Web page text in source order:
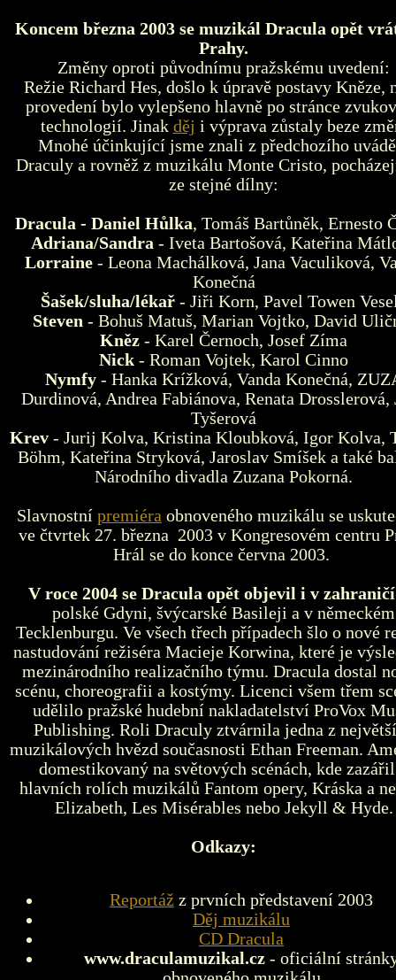
Koncem března 2003 se muzikál Dracula opět
Prahy.
Změny oproti původnímu pražskému uvedení:
Režie Richard Hes, došlo k úpravě postavy Kněze,
provedení bylo vylepšeno hlavně po stránce
technologií. Jinak děj i výprava zůstaly beze
Mnohé účinkující jsme znali z předchozího
Draculy a rovněž z muzikálu Monte Cristo,
ze stejné dílny:
Dracula - Daniel Hůlka, Tomáš Bartůněk, Ernesto
Adriana/Sandra - Iveta Bartošová, Kateřina
Lorraine- Leona Machálková, Jana Vaculiková,
Konečná
Šašek/sluha/lékař- Jiři Korn, Pavel Towen
Steven - Bohuš Matuš, Marian Vojtko, David
Kněz - Karel Černoch, Josef Zíma
Nick - Roman Vojtek, Karol Cinno
Nymfy- Hanka Krížková, Vanda Konečná,
Durdinová, Andrea Fabiánova, Renata Drosslerová,
Tyšerová
Krev - Jurij Kolva, Kristina Kloubková, Igor Kolva,
Böhm, Kateřina Stryková, Jaroslav Smíšek a také
Národního divadla Zuzana Pokorná.
Slavnostní premiéra obnoveného muzikálu se
ve čtvrtek 27. března 2003 v Kongresovém centru
Hrál se do konce června 2003.
V roce 2004 se Dracula opět objevil i v zahraničí
polské Gdyni, švýcarské Basileji a v německém
Tecklenburgu. Ve všech třech případech šlo o nové
nastudování režiséra Macieje Korwina, které je
mezinárodního realizačního týmu. Dracula dostal
scénu, choreografii a kostýmy. Licenci všem třem
udělilo pražské hudební nakladatelství ProVox
Publishing. Roli Draculy ztvárnila jedna z
muzikálových hvězd současnosti Ethan Freeman.
domestikovaný na světových scénách, kde
hlavních rolích muzikálů Fantom opery, Kráska a
Elizabeth, Les Misérables nebo Jekyll & Hyde.
Odkazy:
Reportáž z prvních představení 2003
Děj muzikálu
CD Dracula
www.draculamuzikal.cz - oficiální